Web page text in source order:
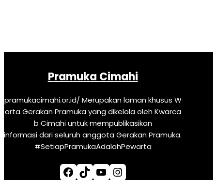
Pramuka Cimahi
pramukacimahi.or.id/ Merupakan laman khusus W
arta Gerakan Pramuka yang dikelola oleh Kwarca
b Cimahi untuk mempublikasikan
informasi dari seluruh anggota Gerakan Pramuka.
#SetiapPramukaAdalahPewarta
Facebook TikTok YouTube Instagram